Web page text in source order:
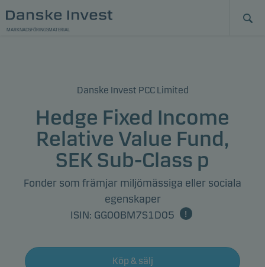
MARKNADSFÖRINGSMATERIAL
Danske Invest PCC Limited
Hedge Fixed Income
Relative Value Fund,
SEK Sub-Class p
Fonder som främjar miljömässiga eller sociala
egenskaper
ISIN: GG00BM7S1D05
Köp & sälj